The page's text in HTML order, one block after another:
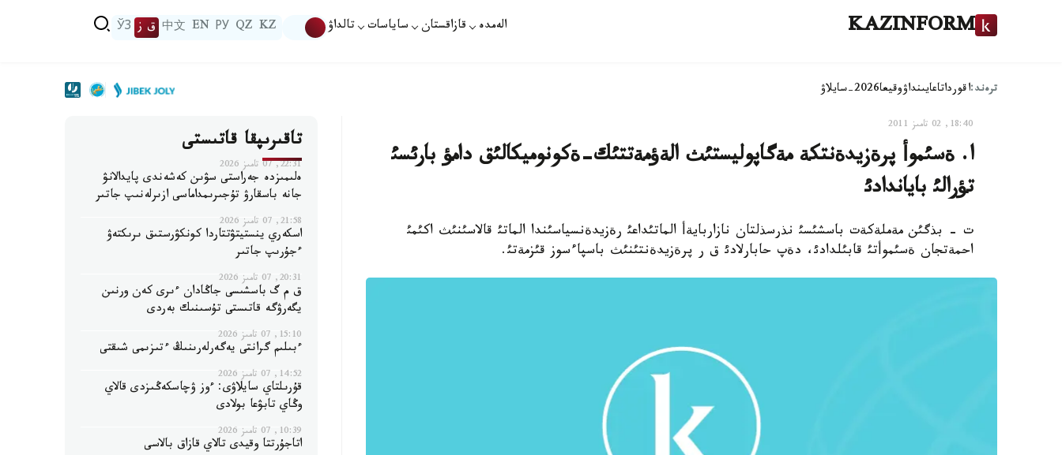
KAZINFORM الەمدە قازاقستان ساياسات تالداۋ KZ
QZ
РУ
EN
中文 ق ز ЎЗ
ترەند:اقورداتاعايىنداۋوقيعا2026-سايلاۋ
18:40, 02 تامىز 2011
ا. ةسئموأ پرةزيدةنتكة مةگاپوليستئث الةؤمةتتئك-ةكونوميكالئق دامؤ بارئسئ
تؤرالئ باياندادئ
ت - بذگئن مةملةكةت باسشئسئ نذرسذلتان نازاربايةأ الماتئداعئ رةزيدةنسياسئندا الماتئ قالاسئنئث اكئمئ
احمةتجان ةسئموأتئ قابئلدادئ، دةپ حابارلادئ ق ر پرةزيدةنتئنئث باسپاءسوز قئزمةتئ.
تاقىرىپقا قاتىستى
22:31, 07 تامىز 2026
ەلىمىزدە جەراستى سۋىن كەشەندى پايدالانۋ
جانە باسقارۋ تۇجىرىمداماسى ازىرلەنىپ جاتىر
21:58, 07 تامىز 2026
اسكەري ينستيتۋتتاردا كونكۋرستىق ىرىكتەۋ
ءجۇرىپ جاتىر
20:31, 07 تامىز 2026
ق م گ باسشىسى جاڭادان ءىرى كەن ورنىن
يگەرۋگە قاتىستى تۇسىنىك بەردى
15:10, 07 تامىز 2026
ءبىلىم گرانتى يەگەرلەرىنىڭ ءتىزىمى شىقتى
14:52, 07 تامىز 2026
قۇرىلتاي سايلاۋى: ءوز ۋچاسكەڭىزدى قالاي
وڭاي تابۋعا بولادى
10:39, 07 تامىز 2026
اتاجۇرتتا وقيدى تالاي قازاق بالاسى